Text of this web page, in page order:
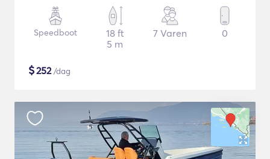
Speedboot
18 ft
5 m
7 Varen 0
$252/dag